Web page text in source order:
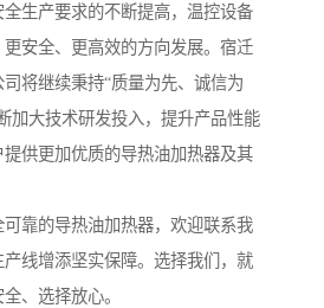
生产要求的不断提高，温控设备
安全、更高效的方向发展。宿迁
将继续秉持“质量为先、诚信为
加大技术研发投入，提升产品性能
供更加优质的导热油加热器及其
靠的导热油加热器，欢迎联系我
线增添坚实保障。选择我们，就
、选择放心。